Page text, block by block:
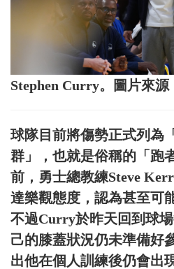
Stephen Curry。圖片來源
球隊目前將傷勢正式列為
群」，也就是俗稱的「跑
前，勇士總教練Steve
達樂觀態度，認為甚至可
不過Curry於昨天回到球
己的膝蓋狀況仍未準備好
出他在個人訓練後仍會出